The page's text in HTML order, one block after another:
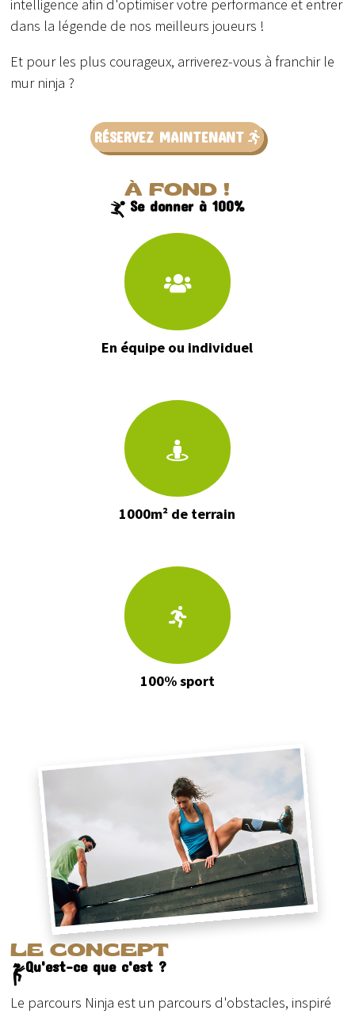
intelligence afin d'optimiser votre performance et entrer
dans la légende de nos meilleurs joueurs !
Et pour les plus courageux, arriverez-vous à franchir le
mur ninja ?
RÉSERVEZ MAINTENANT
À FOND !
Se donner à 100%
En équipe ou individuel
1000m² de terrain
100% sport
LE CONCEPT
Qu'est-ce que c'est ?
Le parcours Ninja est un parcours d'obstacles, inspiré